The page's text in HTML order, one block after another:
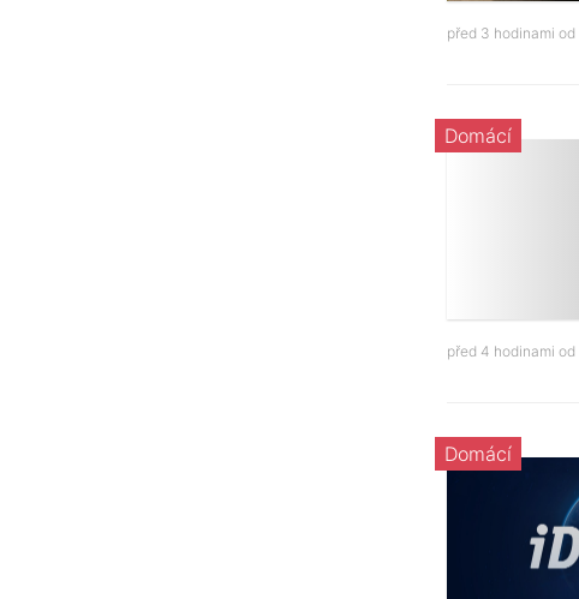
před 3 hodinami od
Domácí
před 4 hodinami od
Domácí